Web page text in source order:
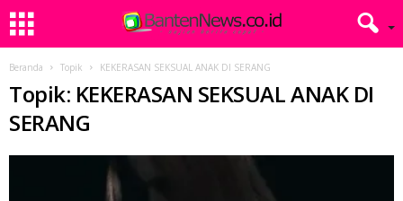
Beranda Topik KEKERASAN SEKSUAL ANAK DI SERANG
Topik: KEKERASAN SEKSUAL ANAK DI
SERANG